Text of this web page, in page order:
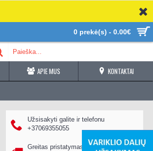
0 prekė(s) - 0.00€
APIE MUS KONTAKTAI
Užsisakyti galite ir telefonu
+37069355055
Greitas pristatymas per 1-2 d.d.